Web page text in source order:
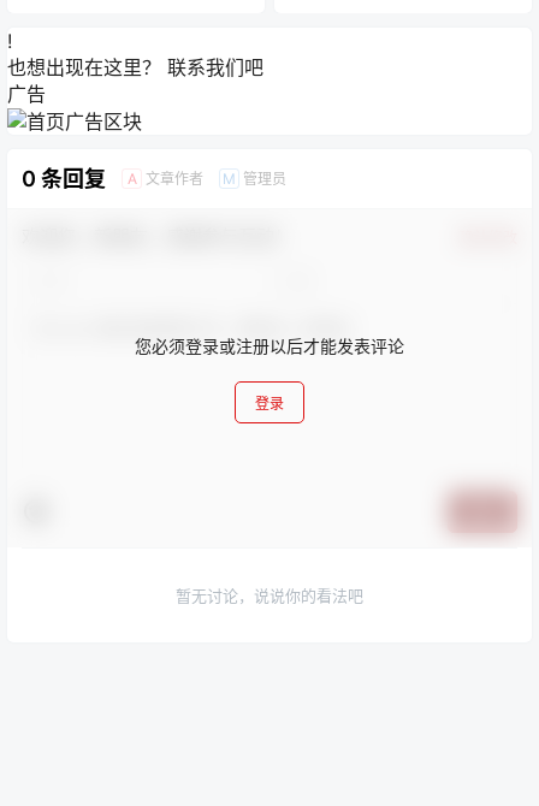
!
也想出现在这里？ 联系我们吧
广告
0 条回复 A 文章作者 M 管理员
您必须登录或注册以后才能发表评论
登录
暂无讨论，说说你的看法吧